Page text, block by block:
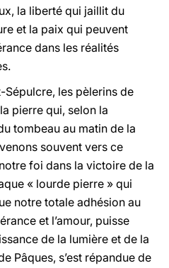
la liberté qui jaillit du
et la paix qui peuvent
dans les réalités
Sépulcre, les pèlerins de
pierre qui, selon la
tombeau au matin de la
souvent vers ce
foi dans la victoire de la
« lourde pierre » qui
notre totale adhésion au
et l’amour, puisse
de la lumière et de la
Pâques, s’est répandue de